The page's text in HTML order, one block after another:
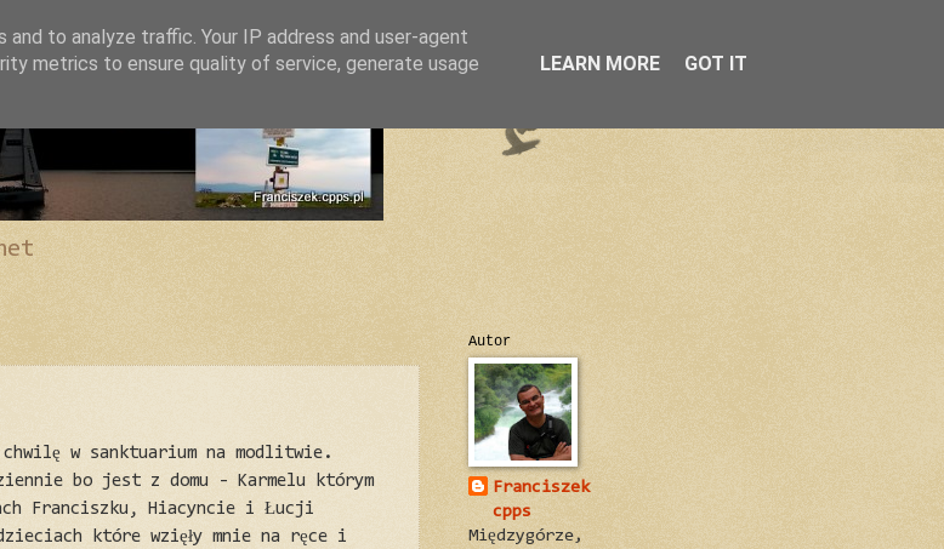
chwilę w sanktuarium na modlitwie.
bo jest z domu - Karmelu którym
Franciszku, Hiacyncie i Łucji
które wzięły mnie na ręce i
Autor
Franciszek
cpps
Międzygórze,
to analyze traffic. Your IP address and user-agent
metrics to ensure quality of service, generate usage
LEARN MORE GOT IT